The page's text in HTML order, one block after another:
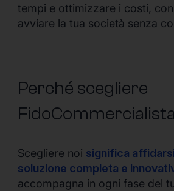
tempi e ottimizzare i costi,
avviare la tua società senza
Perché scegliere
Scegliere noi significa
soluzione completa e
accompagna in ogni fase del